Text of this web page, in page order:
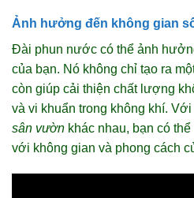
Ảnh hưởng đến không gian
Đài phun nước có thể ảnh
của bạn. Nó không chỉ tạo ra
còn giúp cải thiện chất lượng
và vi khuẩn trong không khí.
sân vườn khác nhau, bạn có
với không gian và phong cách